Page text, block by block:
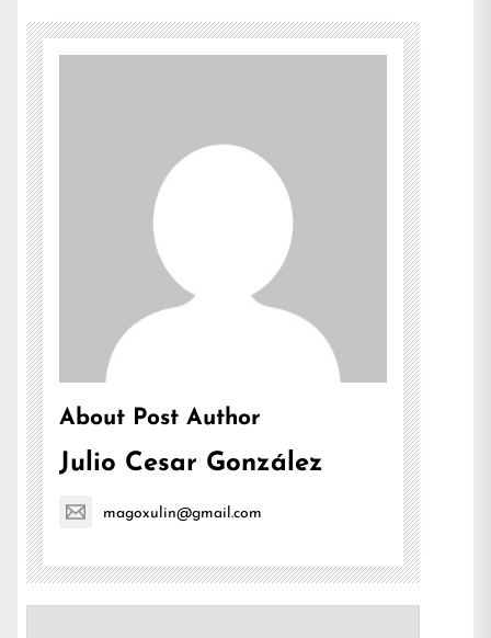
About Post Author
Julio Cesar González
magoxulin@gmail.com